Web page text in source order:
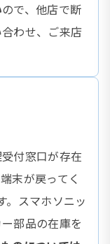
ので、他店で断
わせ、ご来店
付窓口が存在
末が戻ってく
。スマホソニッ
部品の在庫を